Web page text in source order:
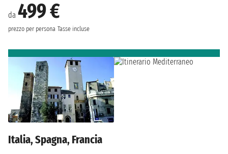
da 499 €
prezzo per persona Tasse incluse
Italia, Spagna, Francia